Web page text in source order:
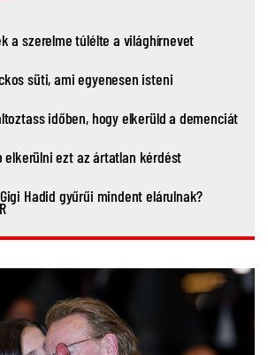
a szerelme túlélte a világhírnevet
süti, ami egyenesen isteni
időben, hogy elkerüld a demenciát
elkerülni ezt az ártatlan kérdést
Hadid gyűrűi mindent elárulnak?